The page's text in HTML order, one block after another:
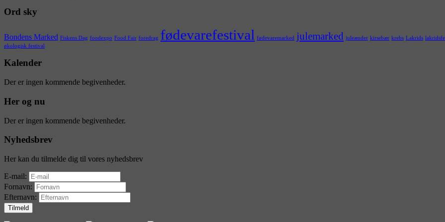
Ord sky
Bondens Marked Fiskens Dag foodexpo Food Fair foredrag fødevarefestival fødevaremarked julemarked juleænder kirsebær krebs Lakrids
økologisk festival
Kalender
Der er ingen kommende begivenheder.
Her og nu
Der er ingen kommende begivenheder.
Nyhedsbrev
Her kan du tilmelde dig til vores nyhedsbrev
E-mail:
Fornavn:
Efternavn: